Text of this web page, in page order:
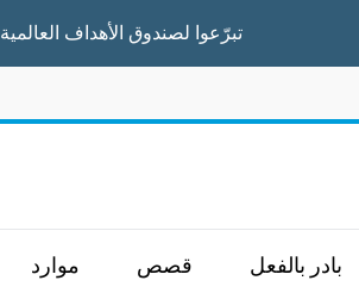
تبرّعوا لصندوق الأهداف العالمية
بادر بالفعل قصص موارد